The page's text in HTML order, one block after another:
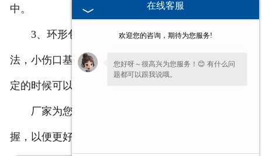
中。
3、环形包扎法。这是大家比较常用的一种方
法，小伤口基本上都使用的是这种方法。在***后固
定的时候可以把带尾剪开，方便打结固定。
厂家为您介绍的上述3种方法希望大家可以掌
握，以便更好的包扎。
在线客服
欢迎您的咨询，期待为您服务!
您好呀～很高兴为您服务！😊 有什么问
题都可以跟我说哦。